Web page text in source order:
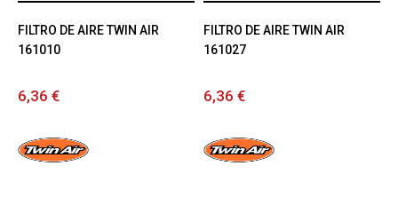
FILTRO DE AIRE TWIN AIR
161010
6,36 €
FILTRO DE AIRE TWIN AIR
161027
6,36 €